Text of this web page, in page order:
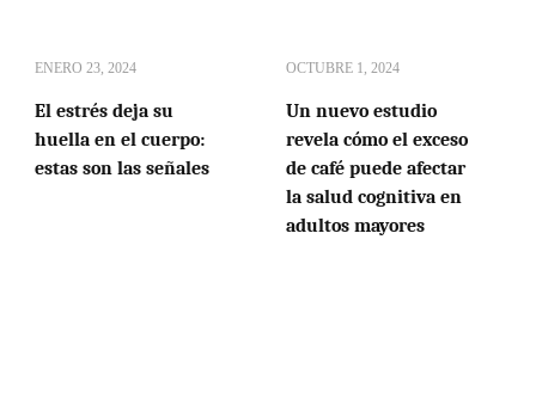
ENERO 23, 2024
El estrés deja su
huella en el cuerpo:
estas son las señales
OCTUBRE 1, 2024
Un nuevo estudio
revela cómo el exceso
de café puede afectar
la salud cognitiva en
adultos mayores